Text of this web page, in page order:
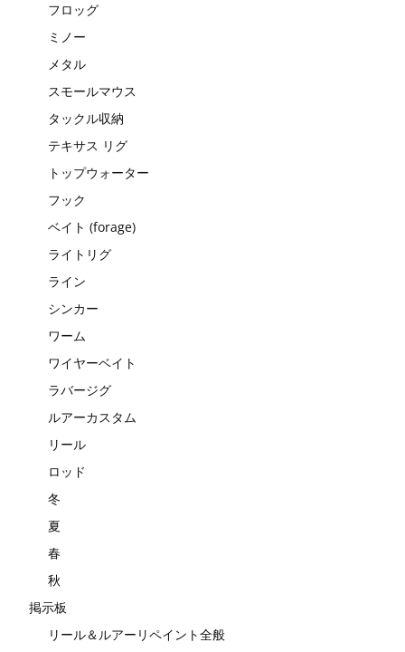
フロッグ
ミノー
メタル
スモールマウス
タックル収納
テキサス リグ
トップウォーター
フック
ベイト (forage)
ライトリグ
ライン
シンカー
ワーム
ワイヤーベイト
ラバージグ
ルアーカスタム
リール
ロッド
冬
夏
春
秋
掲示板
リール＆ルアーリペイント全般